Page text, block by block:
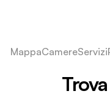
MappaCamereServizi